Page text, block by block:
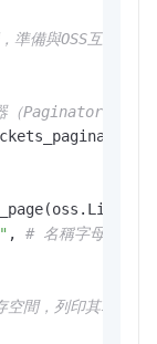
備與OSS互動
Paginator），以
, # 名稱字母序排
間，列印其名稱、